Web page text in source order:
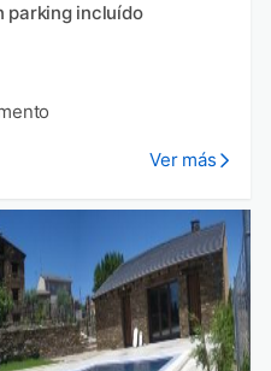
parking incluído
Ver más